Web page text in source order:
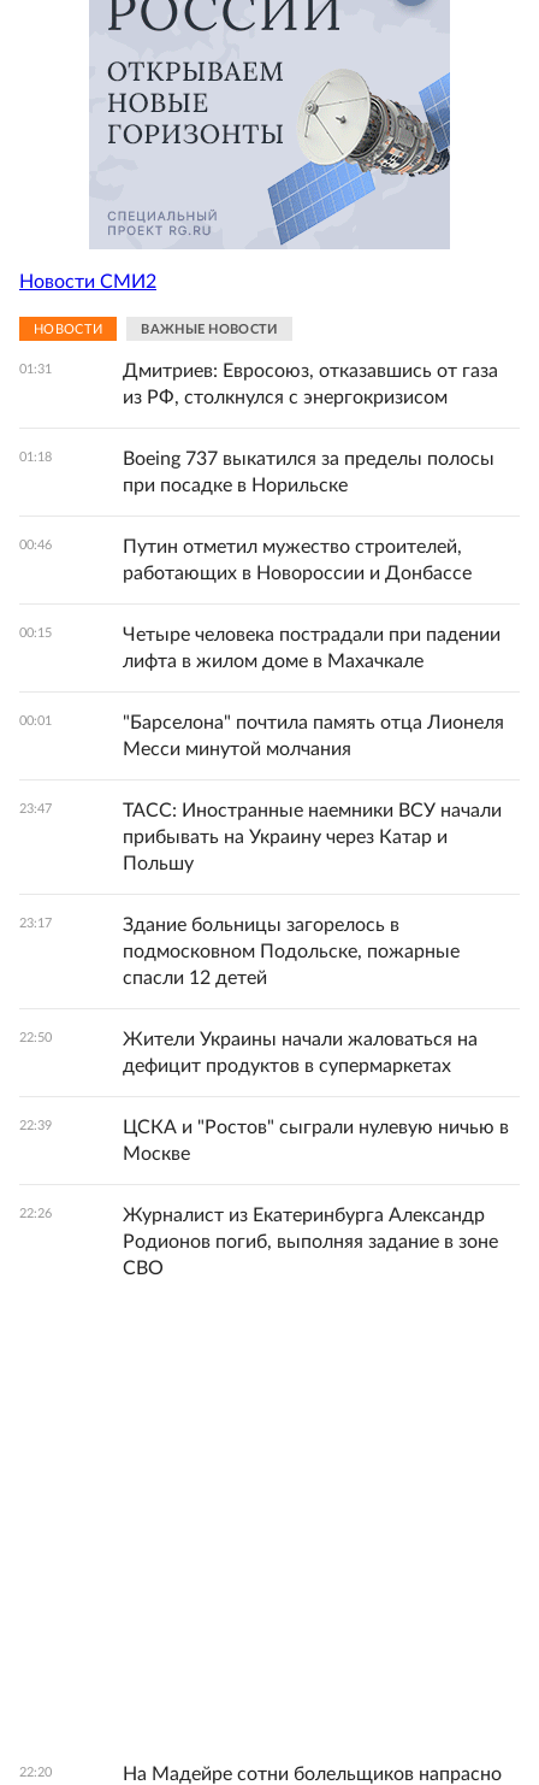
Новости СМИ2
НОВОСТИ ВАЖНЫЕ НОВОСТИ
01:31
Дмитриев: Евросоюз, отказавшись от газа
из РФ, столкнулся с энергокризисом
01:18
Boeing 737 выкатился за пределы полосы
при посадке в Норильске
00:46
Путин отметил мужество строителей,
работающих в Новороссии и Донбассе
00:15
Четыре человека пострадали при падении
лифта в жилом доме в Махачкале
00:01
"Барселона" почтила память отца Лионеля
Месси минутой молчания
23:47
ТАСС: Иностранные наемники ВСУ начали
прибывать на Украину через Катар и
Польшу
23:17
Здание больницы загорелось в
подмосковном Подольске, пожарные
спасли 12 детей
22:50
Жители Украины начали жаловаться на
дефицит продуктов в супермаркетах
22:39
ЦСКА и "Ростов" сыграли нулевую ничью в
Москве
22:26
Журналист из Екатеринбурга Александр
Родионов погиб, выполняя задание в зоне
СВО
22:20
На Мадейре сотни болельщиков напрасно